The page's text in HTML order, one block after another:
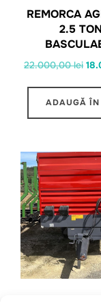
REMORCA
2.5
22.000,00lei
a
ADAUGĂ ÎN